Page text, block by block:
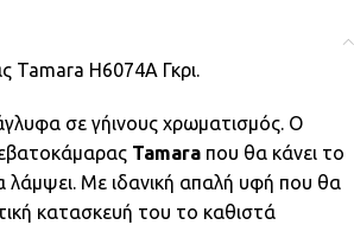
Tamara H6074A Γκρι.
σε γήινους χρωματισμός. Ο
Tamara που θα κάνει το
λάμψει. Με ιδανική απαλή υφή που θα
κατασκευή του το καθιστά